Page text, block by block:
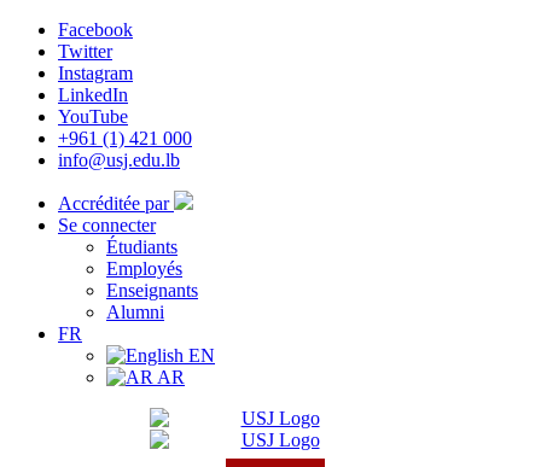
Facebook
Twitter
Instagram
LinkedIn
YouTube
+961 (1) 421 000
info@usj.edu.lb
Accréditée par
Se connecter
Étudiants
Employés
Enseignants
Alumni
FR
EN
AR